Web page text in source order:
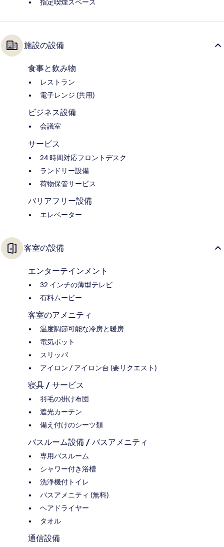
指定喫煙スペース
施設の設備
食事と飲み物
レストラン
電子レンジ (共用)
ビジネス設備
会議室
サービス
24 時間対応フロントデスク
ランドリー設備
荷物保管サービス
バリアフリー設備
エレベーター
客室の設備
エンターテインメント
32 インチの薄型テレビ
有料ムービー
客室のアメニティ
温度調節可能な冷房と暖房
電気ポット
スリッパ
アイロン / アイロン台 (要リクエスト)
寝具 / サービス
羽毛の掛け布団
遮光カーテン
備え付けのシーツ類
バスルーム設備 / バスアメニティ
専用バスルーム
シャワー付き浴槽
洗浄機付トイレ
バスアメニティ (無料)
ヘアドライヤー
タオル
通信設備